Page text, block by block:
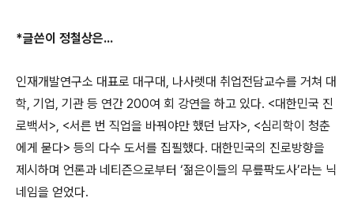
*글쓴이 정철상은...
인재개발연구소 대표로 대구대, 나사렛대 취업전담교수를 거쳐 대
학, 기업, 기관 등 연간 200여 회 강연을 하고 있다. <대한민국 진
로백서>, <서른 번 직업을 바꿔야만 했던 남자>, <심리학이 청춘
에게 묻다> 등의 다수 도서를 집필했다. 대한민국의 진로방향을
제시하며 언론과 네티즌으로부터 ‘젊은이들의 무릎팍도사’라는 닉
네임을 얻었다.